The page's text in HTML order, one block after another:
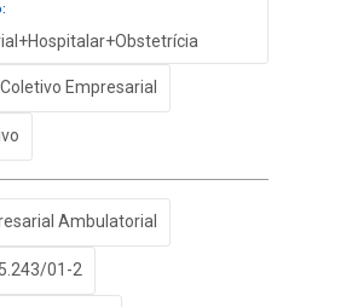
Coletivo Empresarial
Ambulatorial
01-2